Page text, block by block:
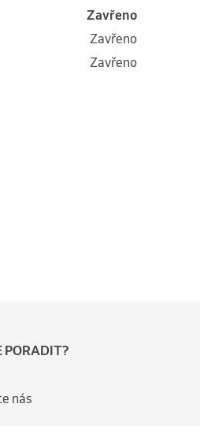
Zavřeno
Zavřeno
Zavřeno
PORADIT?
nás